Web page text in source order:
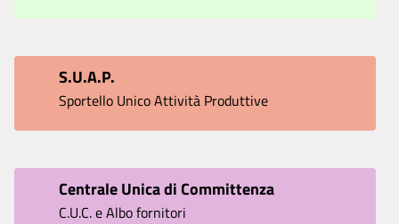
S.U.A.P.
Sportello Unico Attività Produttive
Centrale Unica di Committenza
C.U.C. e Albo fornitori